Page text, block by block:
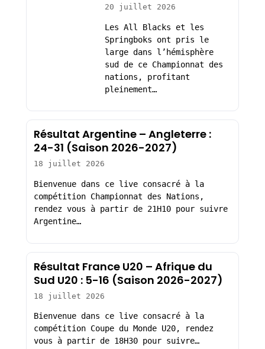
20 juillet 2026
Les All Blacks et les
Springboks ont pris le
large dans l’hémisphère
sud de ce Championnat des
nations, profitant
pleinement…
Résultat Argentine – Angleterre :
24-31 (Saison 2026-2027)
18 juillet 2026
Bienvenue dans ce live consacré à la
compétition Championnat des Nations,
rendez vous à partir de 21H10 pour suivre
Argentine…
Résultat France U20 – Afrique du
Sud U20 : 5-16 (Saison 2026-2027)
18 juillet 2026
Bienvenue dans ce live consacré à la
compétition Coupe du Monde U20, rendez
vous à partir de 18H30 pour suivre…